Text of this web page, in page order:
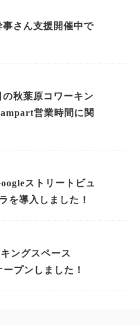
事さん支援開催中で
の秋葉原コワーキン
営業時間に関
ストリートビュ
を導入しました！
ングスペース
プンしました！